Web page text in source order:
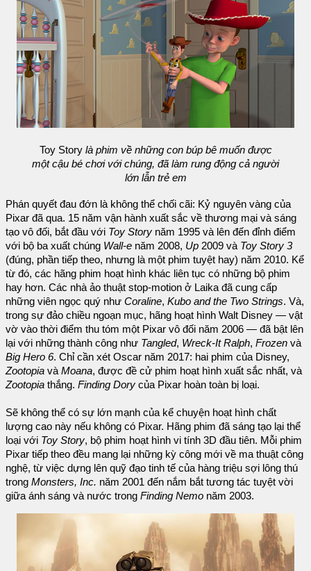
Toy Storylà phim về những con búp bê muốn được
một cậu bé chơi với chúng, đã làm rung động cả người
lớn lẫn trẻ em
Phán quyết đau đớn là không thể chối cãi: Kỷ nguyên vàng của
Pixar đã qua. 15 năm vận hành xuất sắc về thương mại và sáng
tạo vô đối, bắt đầu với Toy Story năm 1995 và lên đến đỉnh điểm
với bộ ba xuất chúng Wall-e năm 2008, Up 2009 và Toy Story 3
(đúng, phần tiếp theo, nhưng là một phim tuyệt hay) năm 2010. Kể
từ đó, các hãng phim hoạt hình khác liên tục có những bộ phim
hay hơn. Các nhà ảo thuật stop-motion ở Laika đã cung cấp
những viên ngọc quý như Coraline, Kubo and the Two Strings. Và,
trong sự đảo chiều ngoạn mục, hãng hoạt hình Walt Disney — vật
vờ vào thời điểm thu tóm một Pixar vô đối năm 2006 — đã bật lên
lại với những thành công như Tangled, Wreck-It Ralph, Frozen và
Big Hero 6. Chỉ cần xét Oscar năm 2017: hai phim của Disney,
Zootopia và Moana, được đề cử phim hoạt hình xuất sắc nhất, và
Zootopia thắng. Finding Dory của Pixar hoàn toàn bị loại.
Sẽ không thể có sự lớn mạnh của kể chuyện hoạt hình chất
lượng cao này nếu không có Pixar. Hãng phim đã sáng tạo lại thể
loại với Toy Story, bộ phim hoạt hình vi tính 3D đầu tiên. Mỗi phim
Pixar tiếp theo đều mang lại những kỳ công mới về ma thuật công
nghệ, từ việc dựng lên quỹ đạo tinh tế của hàng triệu sợi lông thú
trong Monsters, Inc. năm 2001 đến nắm bắt tương tác tuyệt vời
giữa ánh sáng và nước trong Finding Nemo năm 2003.